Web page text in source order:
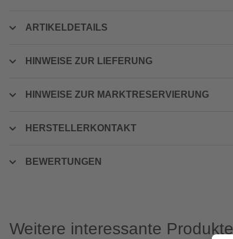
ARTIKELDETAILS
HINWEISE ZUR LIEFERUNG
HINWEISE ZUR MARKTRESERVIERUNG
HERSTELLERKONTAKT
BEWERTUNGEN
Weitere interessante Produkte